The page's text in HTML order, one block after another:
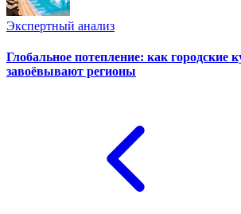
Экспертный анализ
Глобальное потепление: как городские
завоёвывают регионы